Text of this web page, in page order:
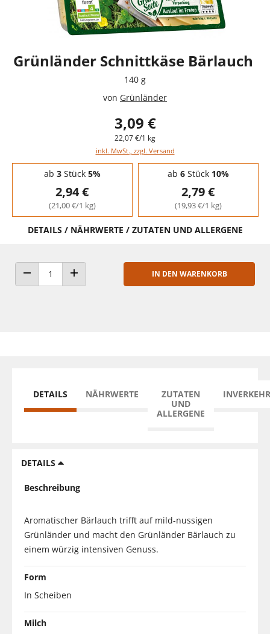
Grünländer Schnittkäse Bärlauch
140 g
von Grünländer
3,09 €
22,07 €/1 kg
inkl. MwSt., zzgl. Versand
Staffelpreise - Mengenrabatt
ab 3Stück 5%
2,94 €
(21,00 €/1 kg)
ab 6Stück 10%
2,79 €
(19,93 €/1 kg)
DETAILS / NÄHRWERTE / ZUTATEN UND ALLERGENE
ANZAHL VERRINGERNANZAHL ERHÖHEN
IN DEN WARENKORB
DETAILS NÄHRWERTE
ZUTATEN
UND
ALLERGENE
DETAILS
Beschreibung
Aromatischer Bärlauch trifft auf mild-nussigen
Grünländer und macht den Grünländer Bärlauch zu
einem würzig intensiven Genuss.
Form
In Scheiben
Milch